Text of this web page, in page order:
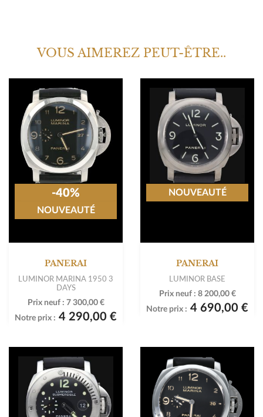
VOUS AIMEREZ PEUT-ÊTRE..
PANERAI
LUMINOR MARINA 1950 3
DAYS
Prix neuf : 7 300,00 €
Notre prix : 4 290,00 €
-40%
NOUVEAUTÉ
PANERAI
LUMINOR BASE
Prix neuf : 8 200,00 €
Notre prix : 4 690,00 €
NOUVEAUTÉ